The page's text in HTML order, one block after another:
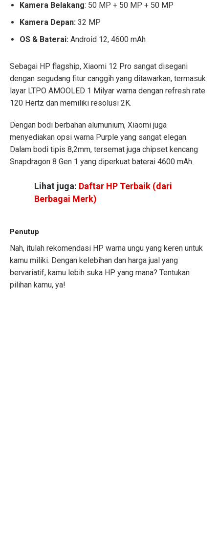
Kamera Belakang: 50 MP + 50 MP + 50 MP
Kamera Depan: 32 MP
OS & Baterai: Android 12, 4600 mAh
Sebagai HP flagship, Xiaomi 12 Pro sangat disegani
dengan segudang fitur canggih yang ditawarkan, termasuk
layar LTPO AMOOLED 1 Milyar warna dengan refresh rate
120 Hertz dan memiliki resolusi 2K.
Dengan bodi berbahan alumunium, Xiaomi juga
menyediakan opsi warna Purple yang sangat elegan.
Dalam bodi tipis 8,2mm, tersemat juga chipset kencang
Snapdragon 8 Gen 1 yang diperkuat baterai 4600 mAh.
Lihat juga: Daftar HP Terbaik (dari
Berbagai Merk)
Penutup
Nah, itulah rekomendasi HP warna ungu yang keren untuk
kamu miliki. Dengan kelebihan dan harga jual yang
bervariatif, kamu lebih suka HP yang mana? Tentukan
pilihan kamu, ya!